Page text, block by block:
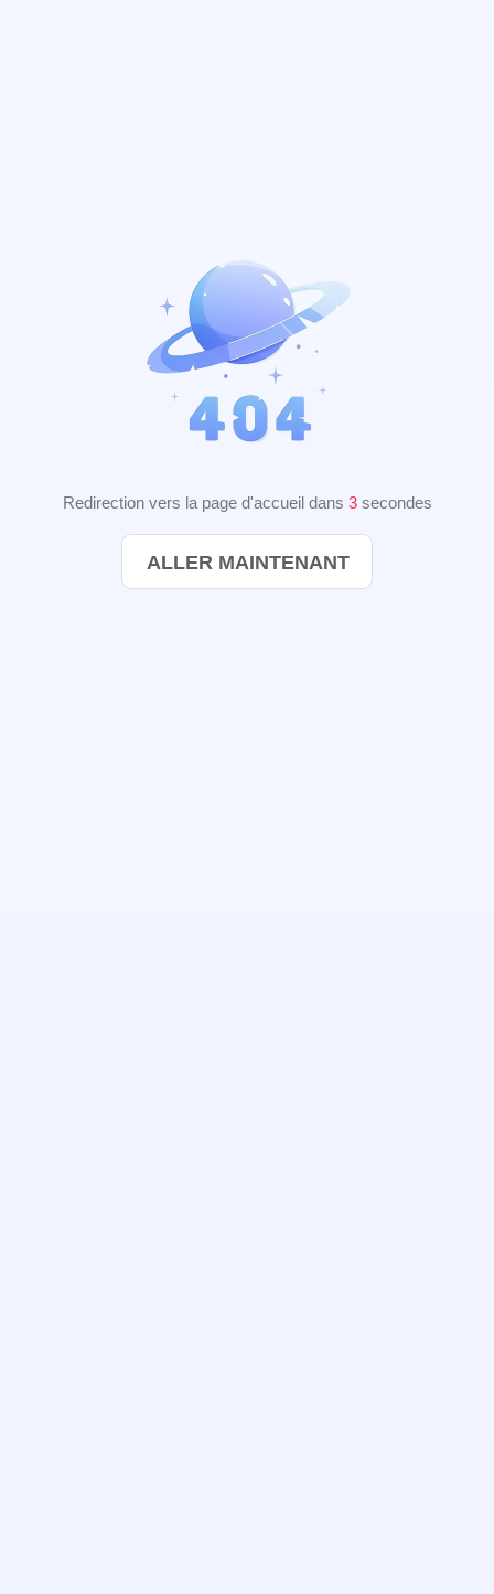
Redirection vers la page d'accueil dans 3secondes
ALLER MAINTENANT